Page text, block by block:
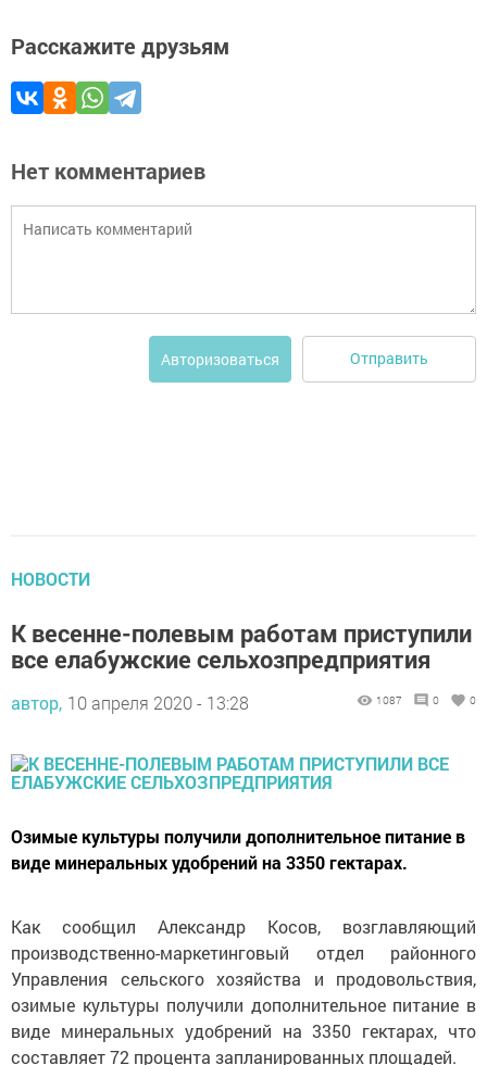
Расскажите друзьям
Нет комментариев
Авторизоваться Отправить
НОВОСТИ
К весенне-полевым работам приступили
все елабужские сельхозпредприятия
автор, 10 апреля 2020 - 13:28 1087 0 0
Озимые культуры получили дополнительное питание в
виде минеральных удобрений на 3350 гектарах.
Как сообщил Александр Косов, возглавляющий
производственно-маркетинговый отдел районного
Управления сельского хозяйства и продовольствия,
озимые культуры получили дополнительное питание в
виде минеральных удобрений на 3350 гектарах, что
составляет 72 процента запланированных площадей.